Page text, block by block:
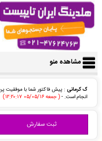
مشاهده منو
ک کرمانی: پیش فاکتور شما با موفقیت
انجام است. -( جمعه ۰۵/۰۵/۱۶ ۱۲:۲۰:۱۷)
ک کرمانی: سفارش ویراستاری ادبی شما
۰۵/۰۵/۱۶ ۱۲:۱۳:۵۷)
نمایندگی حمیدرضا طاهری : پیش پرداخت
حال انجام است. -( جمعه ۰۵/۰۵/۱۶ ۱۱:۵۳:۱۳)
ثبت سفارش